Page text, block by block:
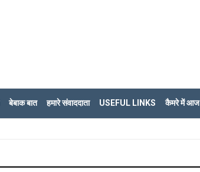
बेबाक बात हमारे संवाददाता USEFUL LINKS कैमरे में आज